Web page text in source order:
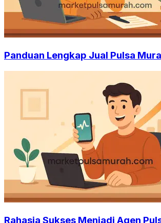
Panduan Lengkap Jual Pulsa
Rahasia Sukses Menjadi Agen